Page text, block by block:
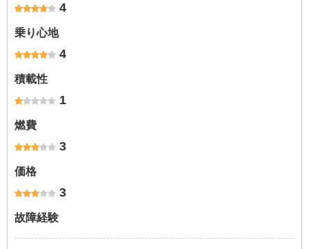
4
乗り心地
4
積載性
1
燃費
3
価格
3
故障経験